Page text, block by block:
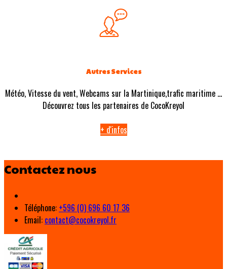
Autres Services
Météo, Vitesse du vent, Webcams sur la Martinique,trafic maritime ...
Découvrez tous les partenaires de CocoKreyol
+ d'infos
Contactez nous
Téléphone: +596 (0) 696 60 17 36
Email: contact@cocokreyol.fr